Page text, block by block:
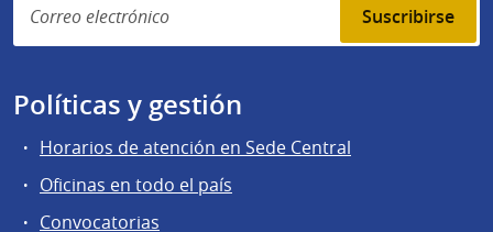
Suscribirse
Políticas y gestión
Horarios de atención en Sede Central
Oficinas en todo el país
Convocatorias